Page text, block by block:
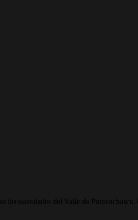
las novedades del Valle de